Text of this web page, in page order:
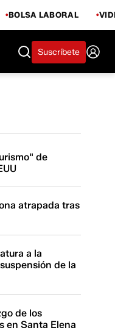
BOLSA LABORAL
Suscríbete
de
atrapada tras
a la
de la
de los
en Santa Elena